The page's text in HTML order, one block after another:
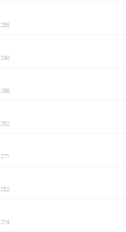
255
240
266
252
271
252
274